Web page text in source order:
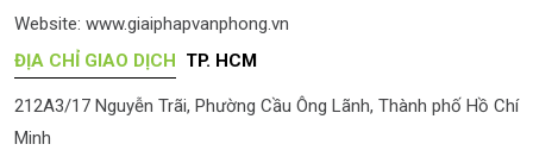
Website: www.giaiphapvanphong.vn
ĐỊA CHỈ GIAO DỊCH
TP. HCM
212A3/17 Nguyễn Trãi, Phường Cầu Ông Lãnh, Thành phố Hồ Chí
Minh